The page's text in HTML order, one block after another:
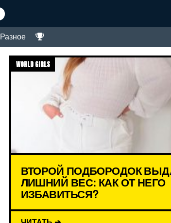
Разное
WORLD GIRLS
ВТОРОЙ ПОДБОРОДОК
ЛИШНИЙ ВЕС: КАК ОТ НЕГО
ИЗБАВИТЬСЯ?